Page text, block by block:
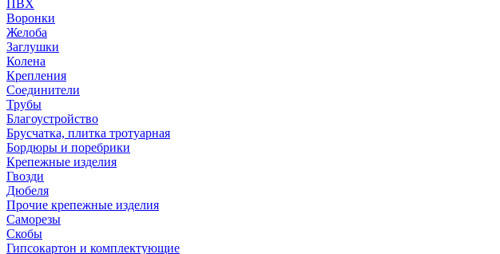
ПВХ
Воронки
Желоба
Заглушки
Колена
Крепления
Соединители
Трубы
Благоустройство
Брусчатка, плитка тротуарная
Бордюры и поребрики
Крепежные изделия
Гвозди
Дюбеля
Прочие крепежные изделия
Саморезы
Скобы
Гипсокартон и комплектующие